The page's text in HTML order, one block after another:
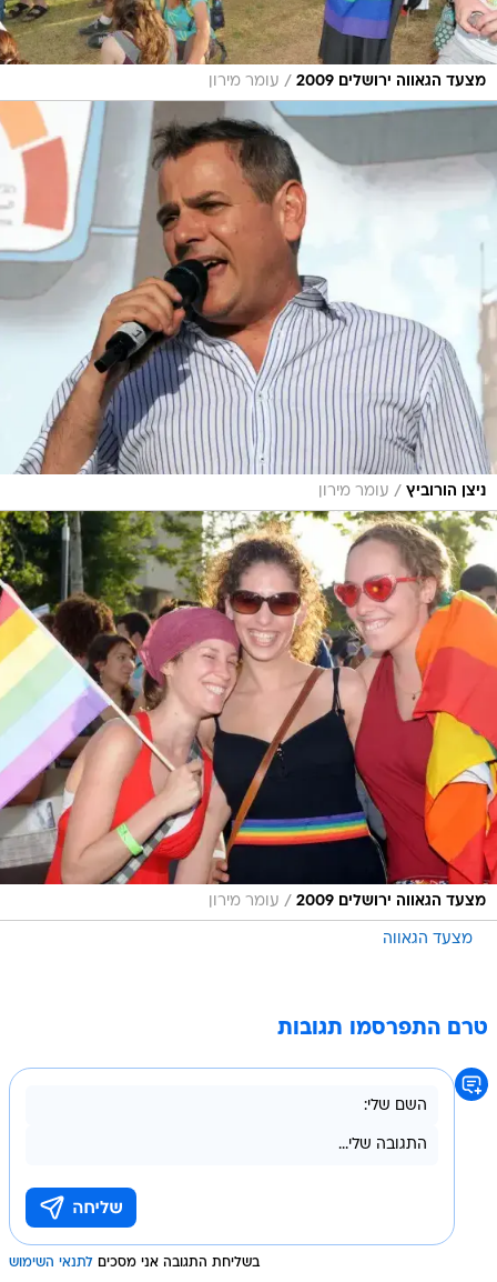
מצעד הגאווה ירושלים 2009 / עומר מירון
ניצן הורוביץ / עומר מירון
מצעד הגאווה ירושלים 2009 / עומר מירון
מצעד הגאווה
טרם התפרסמו תגובות
בשליחת התגובה אני מסכים לתנאי השימוש